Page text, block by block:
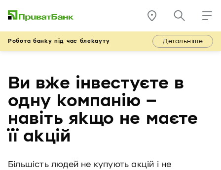
Робота банку під час блекауту Детальніше
Ви вже інвестуєте в
одну компанію –
навіть якщо не маєте
її акцій
Більшість людей не купують акцій і не